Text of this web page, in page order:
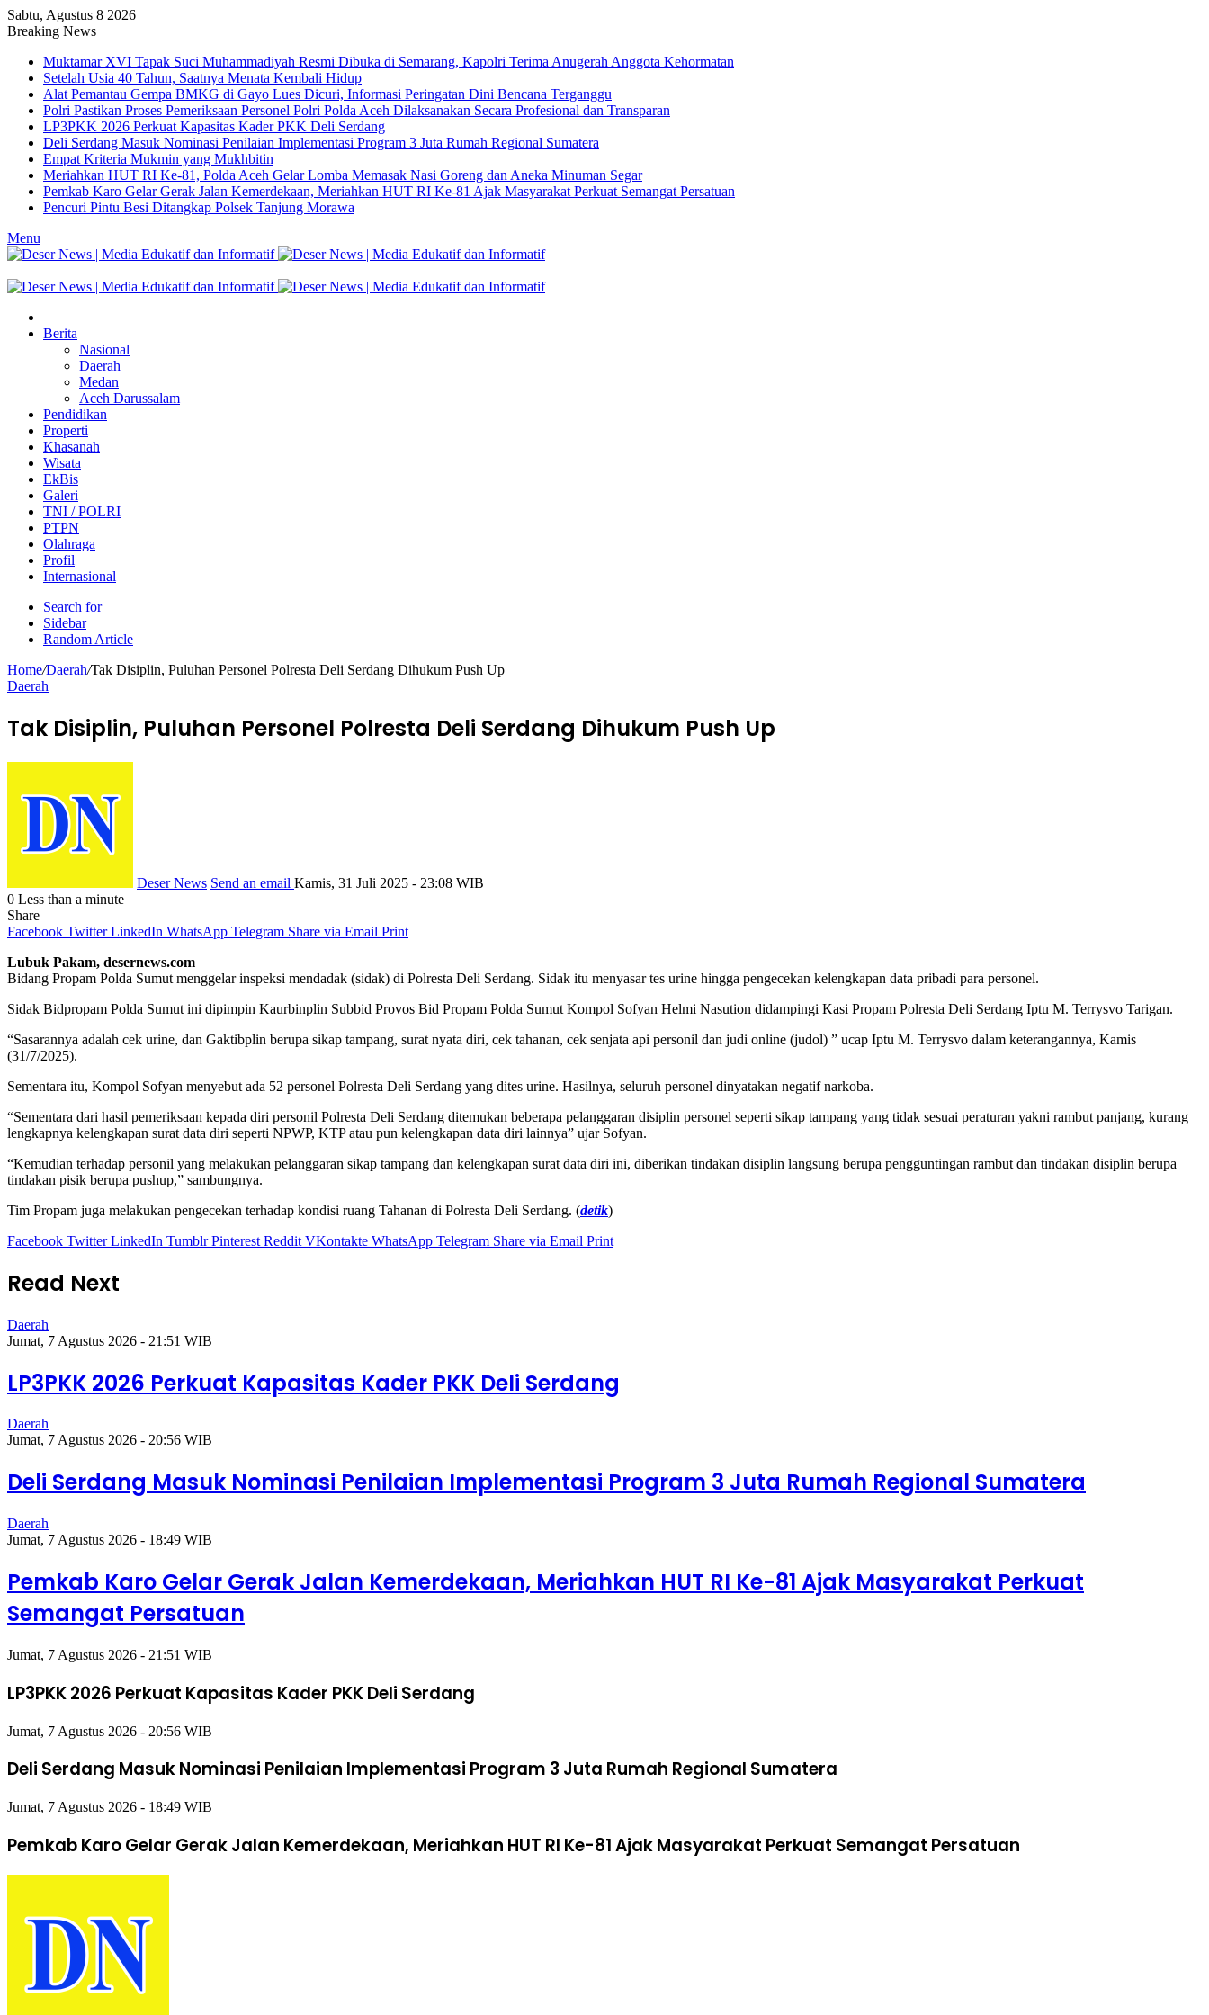
Sabtu, Agustus 8 2026
Breaking News
Muktamar XVI Tapak Suci Muhammadiyah Resmi Dibuka di Semarang, Kapolri Terima Anugerah Anggota Kehormatan
Setelah Usia 40 Tahun, Saatnya Menata Kembali Hidup
Alat Pemantau Gempa BMKG di Gayo Lues Dicuri, Informasi Peringatan Dini Bencana Terganggu
Polri Pastikan Proses Pemeriksaan Personel Polri Polda Aceh Dilaksanakan Secara Profesional dan Transparan
LP3PKK 2026 Perkuat Kapasitas Kader PKK Deli Serdang
Deli Serdang Masuk Nominasi Penilaian Implementasi Program 3 Juta Rumah Regional Sumatera
Empat Kriteria Mukmin yang Mukhbitin
Meriahkan HUT RI Ke-81, Polda Aceh Gelar Lomba Memasak Nasi Goreng dan Aneka Minuman Segar
Pemkab Karo Gelar Gerak Jalan Kemerdekaan, Meriahkan HUT RI Ke-81 Ajak Masyarakat Perkuat Semangat Persatuan
Pencuri Pintu Besi Ditangkap Polsek Tanjung Morawa
Menu
Berita
Nasional
Daerah
Medan
Aceh Darussalam
Pendidikan
Properti
Khasanah
Wisata
EkBis
Galeri
TNI / POLRI
PTPN
Olahraga
Profil
Internasional
Search for
Sidebar
Random Article
Home/Daerah/Tak Disiplin, Puluhan Personel Polresta Deli Serdang Dihukum Push Up
Daerah
Tak Disiplin, Puluhan Personel Polresta Deli Serdang Dihukum Push Up
Deser News Send an email Kamis, 31 Juli 2025 - 23:08 WIB
0 Less than a minute
Share
Facebook Twitter LinkedIn WhatsApp Telegram Share via Email Print
Lubuk Pakam, desernews.com
Bidang Propam Polda Sumut menggelar inspeksi mendadak (sidak) di Polresta Deli Serdang. Sidak itu menyasar tes urine hingga pengecekan kelengkapan data pribadi para personel.
Sidak Bidpropam Polda Sumut ini dipimpin Kaurbinplin Subbid Provos Bid Propam Polda Sumut Kompol Sofyan Helmi Nasution didampingi Kasi Propam Polresta Deli Serdang Iptu M. Terrysvo Tarigan.
“Sasarannya adalah cek urine, dan Gaktibplin berupa sikap tampang, surat nyata diri, cek tahanan, cek senjata api personil dan judi online (judol) ” ucap Iptu M. Terrysvo dalam keterangannya, Kamis
(31/7/2025).
Sementara itu, Kompol Sofyan menyebut ada 52 personel Polresta Deli Serdang yang dites urine. Hasilnya, seluruh personel dinyatakan negatif narkoba.
“Sementara dari hasil pemeriksaan kepada diri personil Polresta Deli Serdang ditemukan beberapa pelanggaran disiplin personel seperti sikap tampang yang tidak sesuai peraturan yakni rambut panjang, kurang
lengkapnya kelengkapan surat data diri seperti NPWP, KTP atau pun kelengkapan data diri lainnya” ujar Sofyan.
“Kemudian terhadap personil yang melakukan pelanggaran sikap tampang dan kelengkapan surat data diri ini, diberikan tindakan disiplin langsung berupa pengguntingan rambut dan tindakan disiplin berupa
tindakan pisik berupa pushup,” sambungnya.
Tim Propam juga melakukan pengecekan terhadap kondisi ruang Tahanan di Polresta Deli Serdang. (detik)
Facebook Twitter LinkedIn Tumblr Pinterest Reddit VKontakte WhatsApp Telegram Share via Email Print
Read Next
Daerah
Jumat, 7 Agustus 2026 - 21:51 WIB
LP3PKK 2026 Perkuat Kapasitas Kader PKK Deli Serdang
Daerah
Jumat, 7 Agustus 2026 - 20:56 WIB
Deli Serdang Masuk Nominasi Penilaian Implementasi Program 3 Juta Rumah Regional Sumatera
Daerah
Jumat, 7 Agustus 2026 - 18:49 WIB
Pemkab Karo Gelar Gerak Jalan Kemerdekaan, Meriahkan HUT RI Ke-81 Ajak Masyarakat Perkuat
Semangat Persatuan
Jumat, 7 Agustus 2026 - 21:51 WIB
LP3PKK 2026 Perkuat Kapasitas Kader PKK Deli Serdang
Jumat, 7 Agustus 2026 - 20:56 WIB
Deli Serdang Masuk Nominasi Penilaian Implementasi Program 3 Juta Rumah Regional Sumatera
Jumat, 7 Agustus 2026 - 18:49 WIB
Pemkab Karo Gelar Gerak Jalan Kemerdekaan, Meriahkan HUT RI Ke-81 Ajak Masyarakat Perkuat Semangat Persatuan